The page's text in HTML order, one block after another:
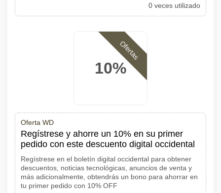
0 veces utilizado
10%
Ofertas
Oferta WD
Regístrese y ahorre un 10% en su primer
pedido con este descuento digital occidental
Regístrese en el boletín digital occidental para obtener
descuentos, noticias tecnológicas, anuncios de venta y
más adicionalmente, obtendrás un bono para ahorrar en
tu primer pedido con 10% OFF